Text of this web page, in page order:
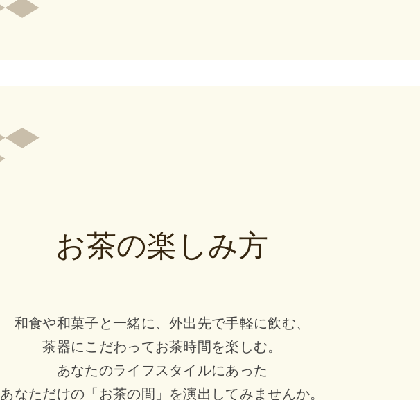
お茶の楽しみ方
和食や和菓子と一緒に、外出先で手軽に飲む、
茶器にこだわってお茶時間を楽しむ。
あなたのライフスタイルにあった
あなただけの「お茶の間」を演出してみませんか。